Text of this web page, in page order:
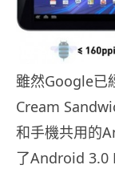
雖然Google已
Cream
和手機共用的
了Android 3.0